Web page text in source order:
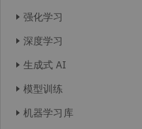
强化学习
深度学习
生成式 AI
模型训练
机器学习库